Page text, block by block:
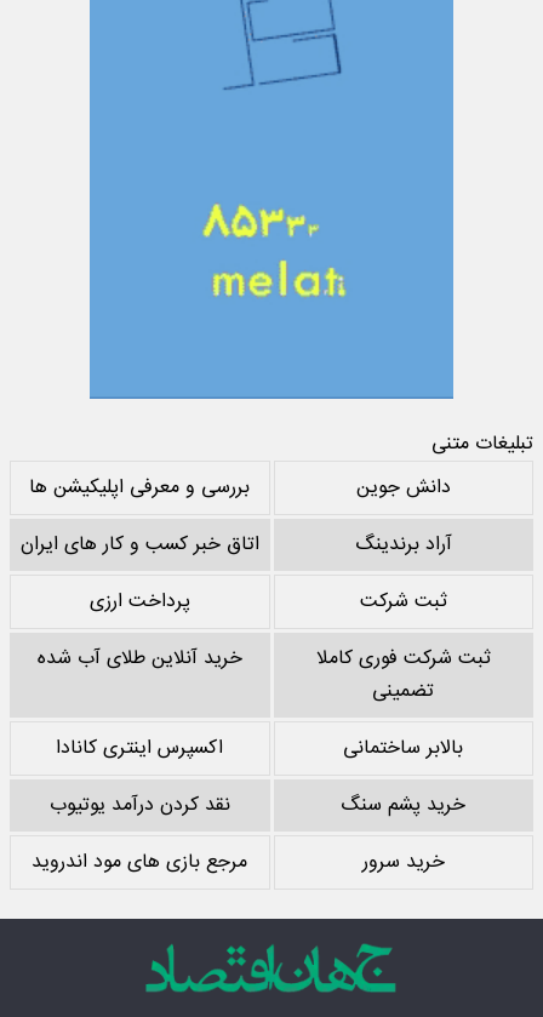
تبلیغات متنی
دانش جوین
بررسی و معرفی اپلیکیشن ها
آراد برندینگ
اتاق خبر کسب و کار های ایران
ثبت شرکت
پرداخت ارزی
ثبت شرکت فوری کاملا
تضمینی
خرید آنلاین طلای آب شده
بالابر ساختمانی
اکسپرس اینتری کانادا
خرید پشم سنگ
نقد کردن درآمد یوتیوب
خرید سرور
مرجع بازی های مود اندروید